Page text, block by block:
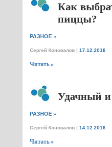
Как
пиццы?
РАЗНОЕ»
Сергей Коновалов| 17.12.2018
Читать »
Удачный
РАЗНОЕ»
Сергей Коновалов| 14.12.2018
Читать »